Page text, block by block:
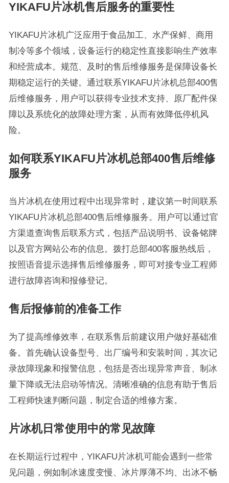
YIKAFU片冰机售后服务的重要性
YIKAFU片冰机广泛应用于食品加工、水产保鲜、商用
制冷等多个领域，设备运行的稳定性直接影响生产效率
和经营成本。规范、及时的售后维修服务是保障设备长
期稳定运行的关键。通过联系YIKAFU片冰机总部400售
后维修服务，用户可以获得专业技术支持、原厂配件保
障以及系统化的故障处理方案，从而有效降低停机风
险。
如何联系YIKAFU片冰机总部400售后维修
服务
当片冰机在使用过程中出现异常时，建议第一时间联系
YIKAFU片冰机总部400售后维修服务。用户可以通过官
方渠道查询售后联系方式，包括产品说明书、设备铭牌
以及官方网站公布的信息。拨打总部400客服热线后，
按照语音提示选择售后维修服务，即可对接专业工程师
进行故障咨询和报修登记。
售后报修前的准备工作
为了提高维修效率，在联系售后前建议用户做好基础准
备。首先确认设备型号、出厂编号和安装时间，其次记
录故障现象和报警信息，包括是否出现异常声音、制冰
量下降或无法启动等情况。清晰准确的信息有助于售后
工程师快速判断问题，制定合适的维修方案。
片冰机日常使用中的常见故障
在长期运行过程中，YIKAFU片冰机可能会遇到一些常
见问题，例如制冰速度变慢、冰片厚薄不均、出冰不畅